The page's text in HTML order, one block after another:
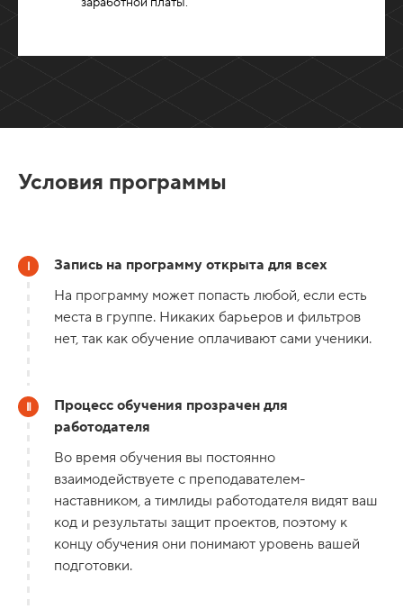
Условия программы
Запись на программу открыта для всех
На программу может попасть любой, если есть
места в группе. Никаких барьеров и фильтров
нет, так как обучение оплачивают сами ученики.
Процесс обучения прозрачен для
работодателя
Во время обучения вы постоянно
взаимодействуете с преподавателем-
наставником, а тимлиды работодателя видят ваш
код и результаты защит проектов, поэтому к
концу обучения они понимают уровень вашей
подготовки.